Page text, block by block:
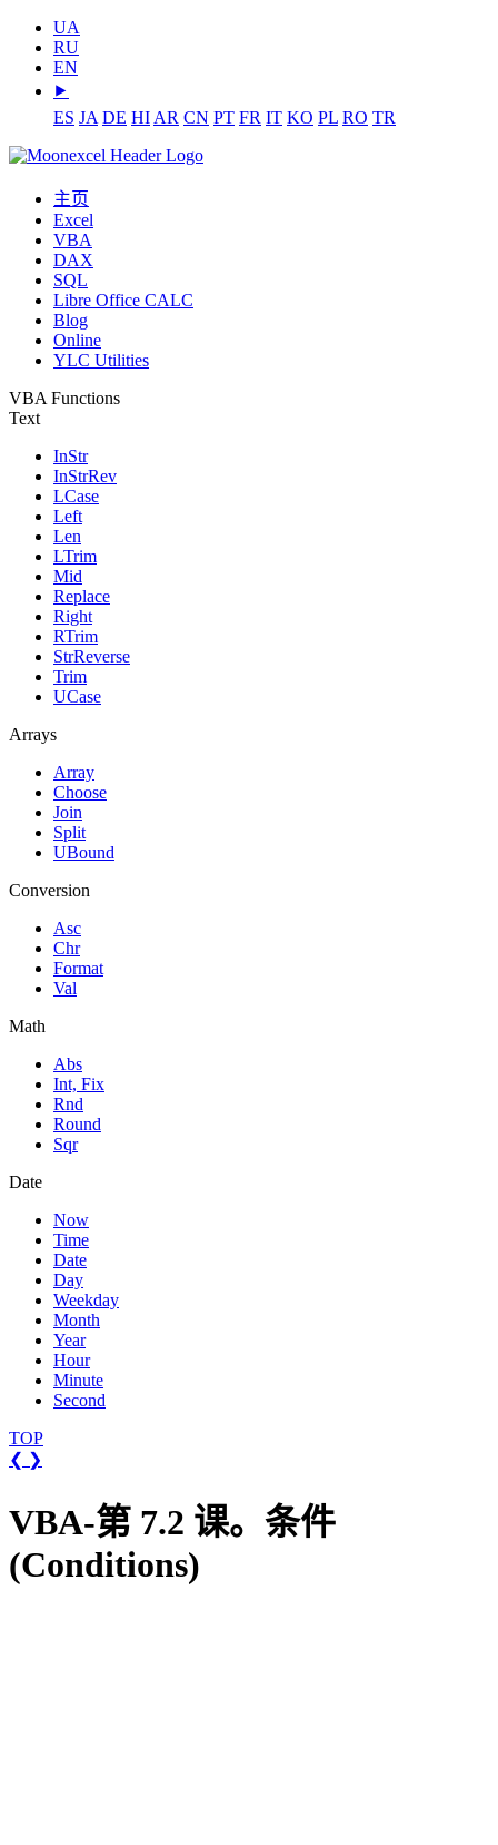
UA
RU
EN
⯈
ES JA DE HI AR CN PT FR IT KO PL RO TR
主页
Excel
VBA
DAX
SQL
Libre Office CALC
Blog
Online
YLC Utilities
VBA Functions
Text
InStr
InStrRev
LCase
Left
Len
LTrim
Mid
Replace
Right
RTrim
StrReverse
Trim
UCase
Arrays
Array
Choose
Join
Split
UBound
Conversion
Asc
Chr
Format
Val
Math
Abs
Int, Fix
Rnd
Round
Sqr
Date
Now
Time
Date
Day
Weekday
Month
Year
Hour
Minute
Second
TOP
❮ ❯
VBA-第 7.2 课。条件
(Conditions)